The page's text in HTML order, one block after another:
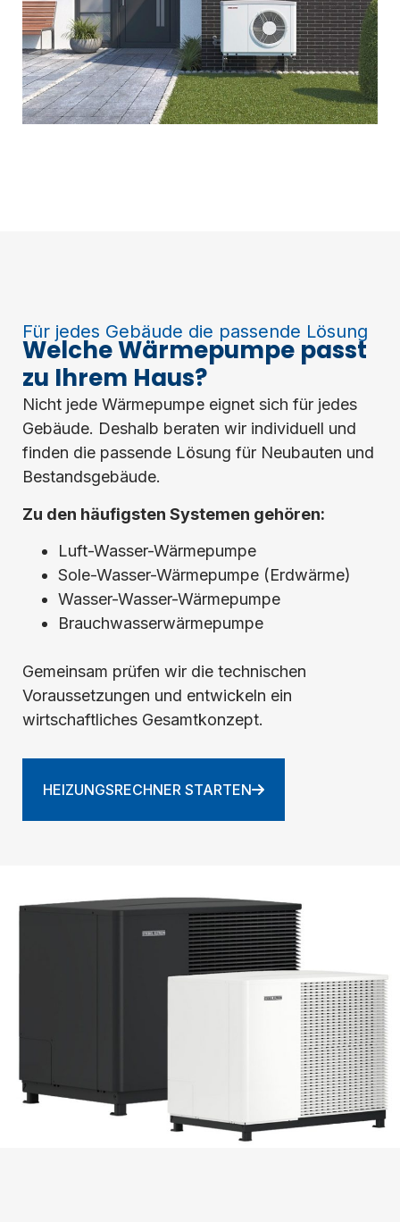
Für jedes Gebäude die passende Lösung
Welche Wärmepumpe passt
zu Ihrem Haus?
Nicht jede Wärmepumpe eignet sich für jedes
Gebäude. Deshalb beraten wir individuell und
finden die passende Lösung für Neubauten und
Bestandsgebäude.
Zu den häufigsten Systemen gehören:
Luft-Wasser-Wärmepumpe
Sole-Wasser-Wärmepumpe (Erdwärme)
Wasser-Wasser-Wärmepumpe
Brauchwasserwärmepumpe
Gemeinsam prüfen wir die technischen
Voraussetzungen und entwickeln ein
wirtschaftliches Gesamtkonzept.
HEIZUNGSRECHNER STARTEN